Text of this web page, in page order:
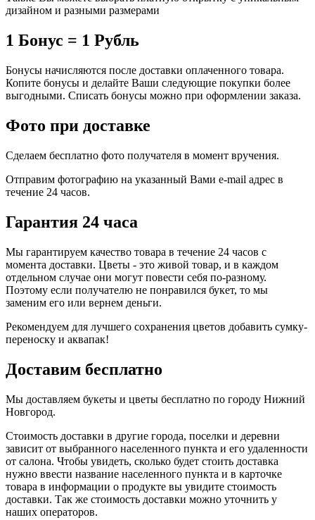
дизайном и разными размерами
1 Бонус = 1 Рубль
Бонусы начисляются после доставки оплаченного товара.
Копите бонусы и делайте Ваши следующие покупки более
выгодными. Списать бонусы можно при оформлении заказа.
Фото при доставке
Сделаем бесплатно фото получателя в момент вручения.
Отправим фотографию на указанный Вами e-mail адрес в
течение 24 часов.
Гарантия 24 часа
Мы гарантируем качество товара в течение 24 часов с
момента доставки. Цветы - это живой товар, и в каждом
отдельном случае они могут повести себя по-разному.
Поэтому если получателю не понравился букет, то мы
заменим его или вернем деньги.
Рекомендуем для лучшего сохранения цветов добавить сумку-
переноску и аквапак!
Доставим бесплатно
Мы доставляем букеты и цветы бесплатно по городу Нижний
Новгород.
Стоимость доставки в другие города, поселки и деревни
зависит от выбранного населенного пункта и его удаленности
от салона. Чтобы увидеть, сколько будет стоить доставка
нужно ввести название населенного пункта и в карточке
товара в информации о продукте вы увидите стоимость
доставки. Так же стоимость доставки можно уточнить у
наших операторов.